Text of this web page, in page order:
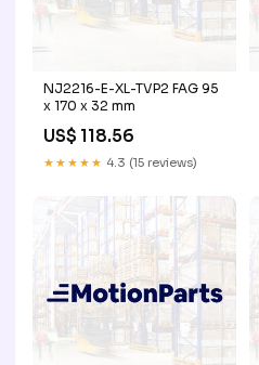
NJ2216-E-XL-TVP2 FAG 95
x 170 x 32 mm
US$ 118.56
★★★★★ 4.3 (15 reviews)